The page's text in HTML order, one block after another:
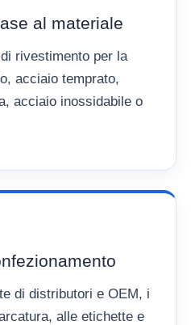
al materiale
rivestimento per la
acciaio temprato,
acciaio inossidabile o
di distributori e OEM, i
alle etichette e